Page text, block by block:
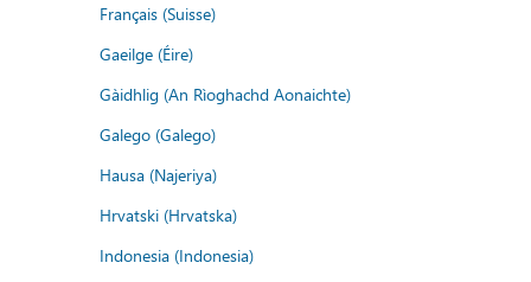
Français (Suisse)
Gaeilge (Éire)
Gàidhlig (An Rìoghachd Aonaichte)
Galego (Galego)
Hausa (Najeriya)
Hrvatski (Hrvatska)
Indonesia (Indonesia)